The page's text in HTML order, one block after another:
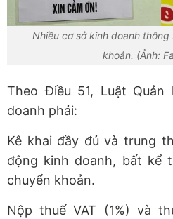
Nhiều cơ sở kinh doanh
khoản. (Ảnh:
Theo Điều 51, Luật
doanh phải:
Kê khai đầy đủ và trung
động kinh doanh, bất kể
chuyển khoản.
Nộp thuế VAT (1%) và